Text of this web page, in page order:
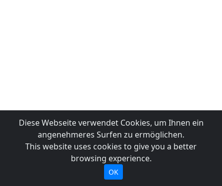
Diese Webseite verwendet Cookies, um Ihnen ein
angenehmeres Surfen zu ermöglichen.
This website uses cookies to give you a better
browsing experience.
OK